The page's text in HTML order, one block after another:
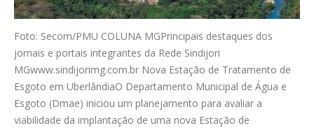
Foto: Secom/PMU COLUNA MGPrincipais destaques dos
jornais e portais integrantes da Rede Sindijori
MGwww.sindijorimg.com.br Nova Estação de Tratamento de
Esgoto em UberlândiaO Departamento Municipal de Água e
Esgoto (Dmae) iniciou um planejamento para avaliar a
viabilidade da implantação de uma nova Estação de